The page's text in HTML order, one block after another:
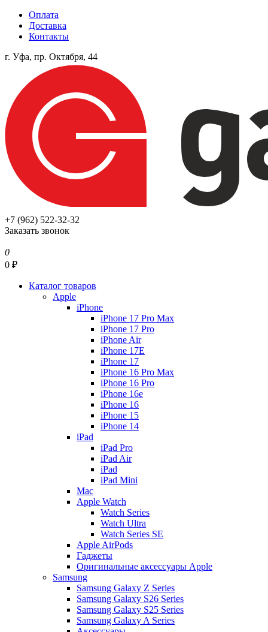
Оплата
Доставка
Контакты
г. Уфа, пр. Октября, 44
+7 (962) 522-32-32
Заказать звонок
0
0 ₽
Каталог товаров
Apple
iPhone
iPhone 17 Pro Max
iPhone 17 Pro
iPhone Air
iPhone 17E
iPhone 17
iPhone 16 Pro Max
iPhone 16 Pro
iPhone 16e
iPhone 16
iPhone 15
iPhone 14
iPad
iPad Pro
iPad Air
iPad
iPad Mini
Mac
Apple Watch
Watch Series
Watch Ultra
Watch Series SE
Apple AirPods
Гаджеты
Оригинальные аксессуары Apple
Samsung
Samsung Galaxy Z Series
Samsung Galaxy S26 Series
Samsung Galaxy S25 Series
Samsung Galaxy A Series